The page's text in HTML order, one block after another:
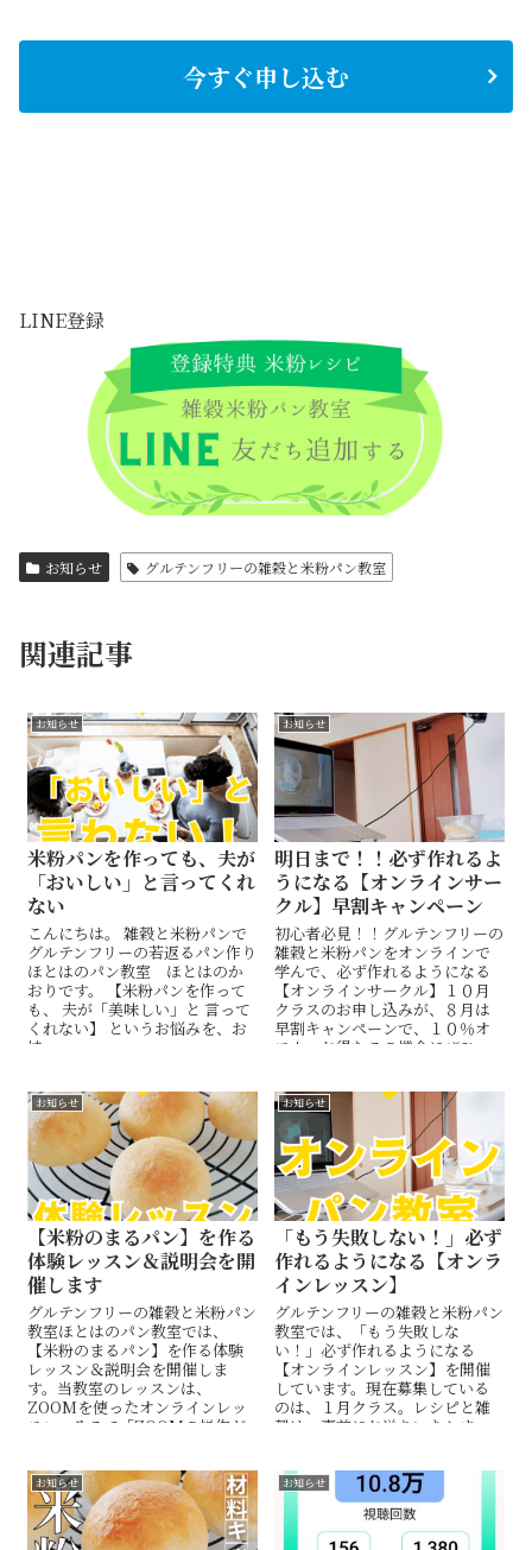
今すぐ申し込む
LINE登録
お知らせ グルテンフリーの雑穀と米粉パン教室
関連記事
お知らせ
米粉パンを作っても、夫が
「おいしい」と言ってくれ
ない
こんにちは。 雑穀と米粉パンで
グルテンフリーの若返るパン作り
ほとはのパン教室 ほとはのか
おりです。 【米粉パンを作って
も、 夫が「美味しい」と 言って
くれない】 というお悩みを、お
持...
お知らせ
明日まで！！必ず作れるよ
うになる【オンラインサー
クル】早割キャンペーン
初心者必見！！グルテンフリーの
雑穀と米粉パンをオンラインで
学んで、必ず作れるようになる
【オンラインサークル】１０月
クラスのお申し込みが、８月は
早割キャンペーンで、１０％オ
フ！ お得なこの機会にぜひ。
お知らせ
【米粉のまるパン】を作る
体験レッスン＆説明会を開
催します
グルテンフリーの雑穀と米粉パン
教室ほとはのパン教室では、
【米粉のまるパン】を作る体験
レッスン＆説明会を開催しま
す。当教室のレッスンは、
ZOOMを使ったオンラインレッ
スン。そこで「ZOOMの操作が
まのご参加お待ちしてます。
お知らせ
「もう失敗しない！」必ず
作れるようになる【オンラ
インレッスン】
グルテンフリーの雑穀と米粉パン
教室では、「もう失敗しな
い！」必ず作れるようになる
【オンラインレッスン】を開催
しています。現在募集している
のは、１月クラス。レシピと雑
穀は、事前にお送りいたしま
お知らせ お知らせ